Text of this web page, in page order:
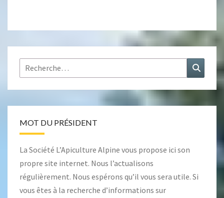
Rechercher :
MOT DU PRÉSIDENT
La Société L’Apiculture Alpine vous propose ici son
propre site internet. Nous l’actualisons
régulièrement. Nous espérons qu’il vous sera utile. Si
vous êtes à la recherche d’informations sur